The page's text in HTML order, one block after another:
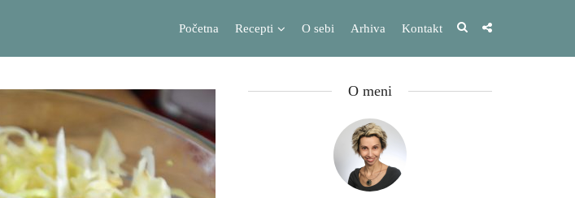
Početna Recepti O sebi Arhiva Kontakt
O meni